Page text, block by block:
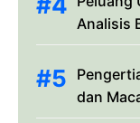
Analisis
dan